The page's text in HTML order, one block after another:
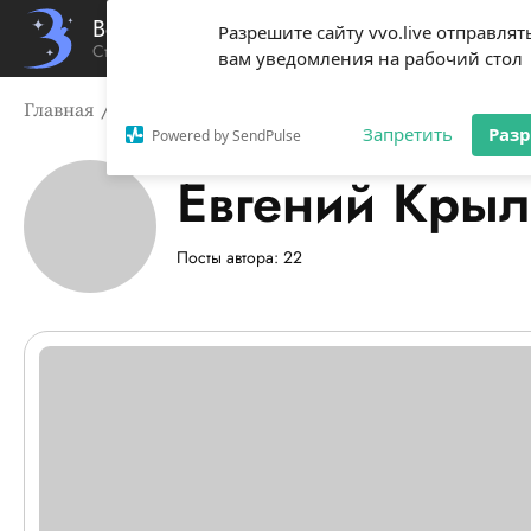
Разрешите сайту vvo.live
вам уведомления на рабочий стол
Powered by SendPulse Запретить
Вечерний Владивосток
Стиль жизни твоего города
Главная
Страница и посты автора:
Евгений
Посты автора: 22
Список новостей